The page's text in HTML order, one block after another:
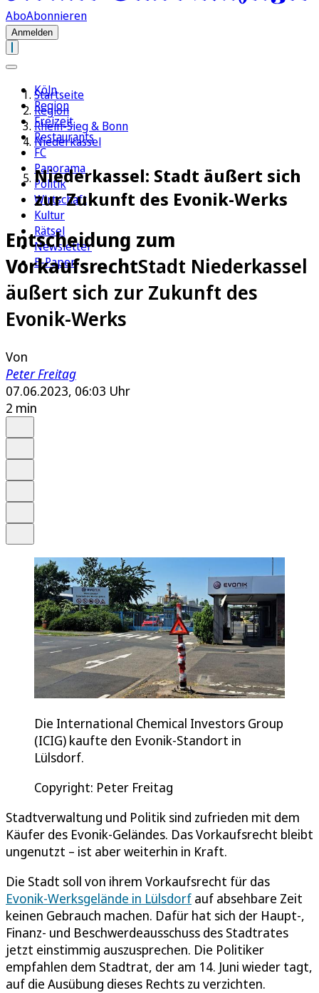
AboAbonnieren
Anmelden
Köln
Region
Freizeit
Restaurants
FC
Panorama
Politik
Wirtschaft
Kultur
Rätsel
Newsletter
E-Paper
Startseite
Region
Rhein-Sieg & Bonn
Niederkassel
Niederkassel: Stadt äußert sich
zur Zukunft des Evonik-Werks
Entscheidung zum
VorkaufsrechtStadt Niederkassel
äußert sich zur Zukunft des
Evonik-Werks
Von
Peter Freitag
07.06.2023, 06:03 Uhr
2 min
Die International Chemical Investors Group
(ICIG) kaufte den Evonik-Standort in
Lülsdorf.
Copyright: Peter Freitag
Stadtverwaltung und Politik sind zufrieden mit dem
Käufer des Evonik-Geländes. Das Vorkaufsrecht bleibt
ungenutzt – ist aber weiterhin in Kraft.
Die Stadt soll von ihrem Vorkaufsrecht für das
Evonik-Werksgelände in Lülsdorf auf absehbare Zeit
keinen Gebrauch machen. Dafür hat sich der Haupt-,
Finanz- und Beschwerdeausschuss des Stadtrates
jetzt einstimmig auszusprechen. Die Politiker
empfahlen dem Stadtrat, der am 14. Juni wieder tagt,
auf die Ausübung dieses Rechts zu verzichten.